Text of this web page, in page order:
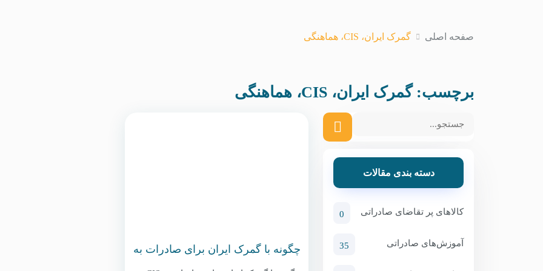
صفحه اصلی گمرک ایران، CIS، هماهنگی
برچسب:گمرک ایران، CIS، هماهنگی
دسته بندی مقالات
کالاهای پر تقاضای صادراتی 0
آموزش‌های صادراتی 35
چگونه با گمرک ایران برای صادرات به